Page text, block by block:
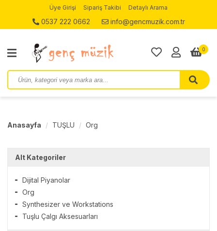
Üye Girişi Sipariş Takibi Detaylı Arama
0537 222 0662 info@gencmuzik.com.tr
0
Anasayfa TUŞLU Org
Alt Kategoriler
Dijital Piyanolar
Org
Synthesizer ve Workstations
Tuşlu Çalgı Aksesuarları